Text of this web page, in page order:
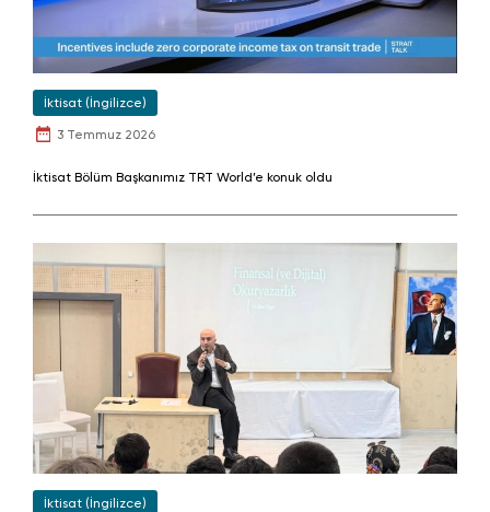
İktisat (İngilizce)
3 Temmuz 2026
İktisat Bölüm Başkanımız TRT World’e konuk oldu
İktisat (İngilizce)